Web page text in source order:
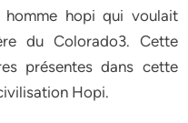
homme hopi qui voulait
du Colorado3. Cette
présentes dans cette
Hopi.